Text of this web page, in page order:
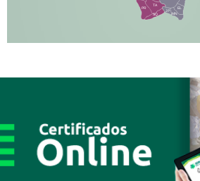
EL
JP
PR
TA
SQ MN